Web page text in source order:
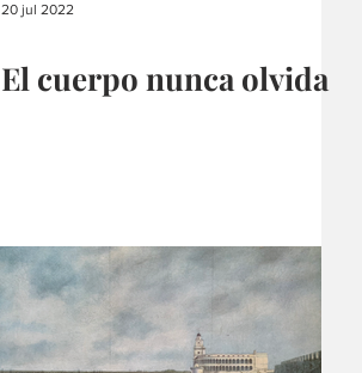
20 jul 2022
El cuerpo nunca olvida